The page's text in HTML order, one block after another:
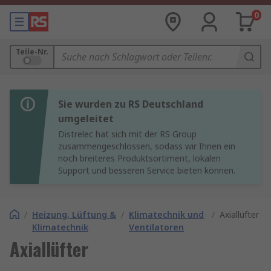
0
Teile-Nr.
Sie wurden zu RS Deutschland
umgeleitet
Distrelec hat sich mit der RS Group
zusammengeschlossen, sodass wir Ihnen ein
noch breiteres Produktsortiment, lokalen
Support und besseren Service bieten können.
/ Heizung, Lüftung &
Klimatechnik
/ Klimatechnik und
Ventilatoren
/ Axiallüfter
Axiallüfter